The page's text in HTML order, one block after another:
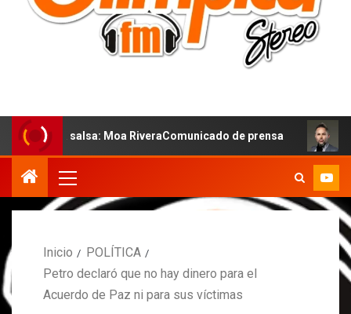
salsa: Moa RiveraComunicado de prensa MARCOS
Inicio
POLÍTICA
Petro declaró que no hay dinero para el
Acuerdo de Paz ni para sus víctimas